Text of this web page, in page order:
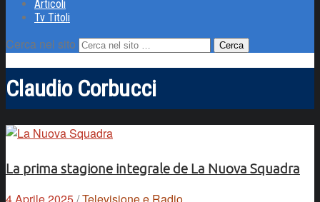
Articoli
Tv Titoli
Cerca nel sito
Claudio Corbucci
La prima stagione integrale de La Nuova Squadra